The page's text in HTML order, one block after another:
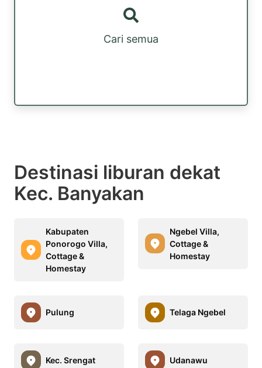
Cari semua
Destinasi liburan dekat
Kec. Banyakan
Kabupaten
Ponorogo Villa,
Cottage &
Homestay
Ngebel Villa,
Cottage &
Homestay
Pulung Telaga Ngebel
Kec. Srengat Udanawu